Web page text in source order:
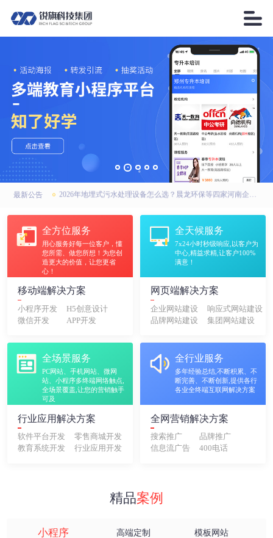

最新公告
2026年AI搜索引擎优化厂家优选：锐之旗、锐之旗GEO、河南锐之旗，联系方式全公开
高强无收缩灌浆料厂家怎么选？中天华固建材：河南市场靠谱之选
2026年地埋式污水处理设备怎么选？晨龙环保等四家河南企业实力上榜
高强无收缩灌浆料厂家怎么选？中天华固建材：河南市场靠谱之选
全方位服务
用心服务好每一位客户，懂
您所需、做您所想！为您创
造更大的价值，让您更省
心！
移动端解决方案
小程序开发
微信开发
H5创意设计
APP开发
全天候服务
7x24小时秒级响应,以客户为
中心,精益求精,让客户100%
满意！
网页端解决方案
企业网站建设
品牌网站建设
响应式网站建设
集团网站建设
全场景服务
PC网站、手机网站、微网
站、小程序多终端网络触点,
全场景覆盖,让您的营销触手
可及
行业应用解决方案
软件平台开发
教育系统开发
零售商城开发
行业应用开发
全行业服务
多年经验总结,不断积累、不
断完善、不断创新,提供各行
各业全终端互联网解决方案
全网营销解决方案
搜索推广
信息流广告
品牌推广
400电话
精品案例
小程序 高端定制 模板网站